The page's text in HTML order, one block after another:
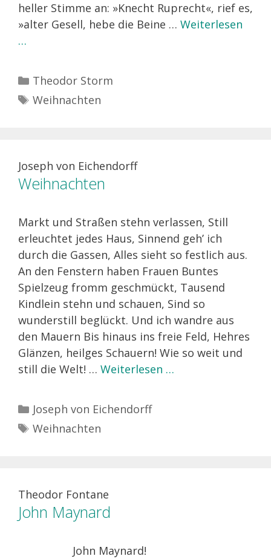
heller Stimme an: »Knecht Ruprecht«, rief es,
»alter Gesell, hebe die Beine … Weiterlesen
…
Kategorien
Theodor Storm
Schlagwörter
Weihnachten
Joseph von Eichendorff
Weihnachten
Markt und Straßen stehn verlassen, Still
erleuchtet jedes Haus, Sinnend geh’ ich
durch die Gassen, Alles sieht so festlich aus.
An den Fenstern haben Frauen Buntes
Spielzeug fromm geschmückt, Tausend
Kindlein stehn und schauen, Sind so
wunderstill beglückt. Und ich wandre aus
den Mauern Bis hinaus ins freie Feld, Hehres
Glänzen, heilges Schauern! Wie so weit und
still die Welt! … Weiterlesen …
Kategorien
Joseph von Eichendorff
Schlagwörter
Weihnachten
Theodor Fontane
John Maynard
John Maynard!